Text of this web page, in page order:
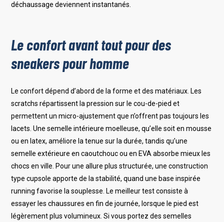
déchaussage deviennent instantanés.
Le confort avant tout pour des
sneakers pour homme
Le confort dépend d’abord de la forme et des matériaux. Les
scratchs répartissent la pression sur le cou-de-pied et
permettent un micro-ajustement que n’offrent pas toujours les
lacets. Une semelle intérieure moelleuse, qu’elle soit en mousse
ou en latex, améliore la tenue sur la durée, tandis qu’une
semelle extérieure en caoutchouc ou en EVA absorbe mieux les
chocs en ville. Pour une allure plus structurée, une construction
type cupsole apporte de la stabilité, quand une base inspirée
running favorise la souplesse. Le meilleur test consiste à
essayer les chaussures en fin de journée, lorsque le pied est
légèrement plus volumineux. Si vous portez des semelles